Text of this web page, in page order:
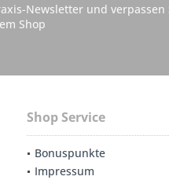
Newsletter und verpassen
Shop
Shop Service
Bonuspunkte
Impressum